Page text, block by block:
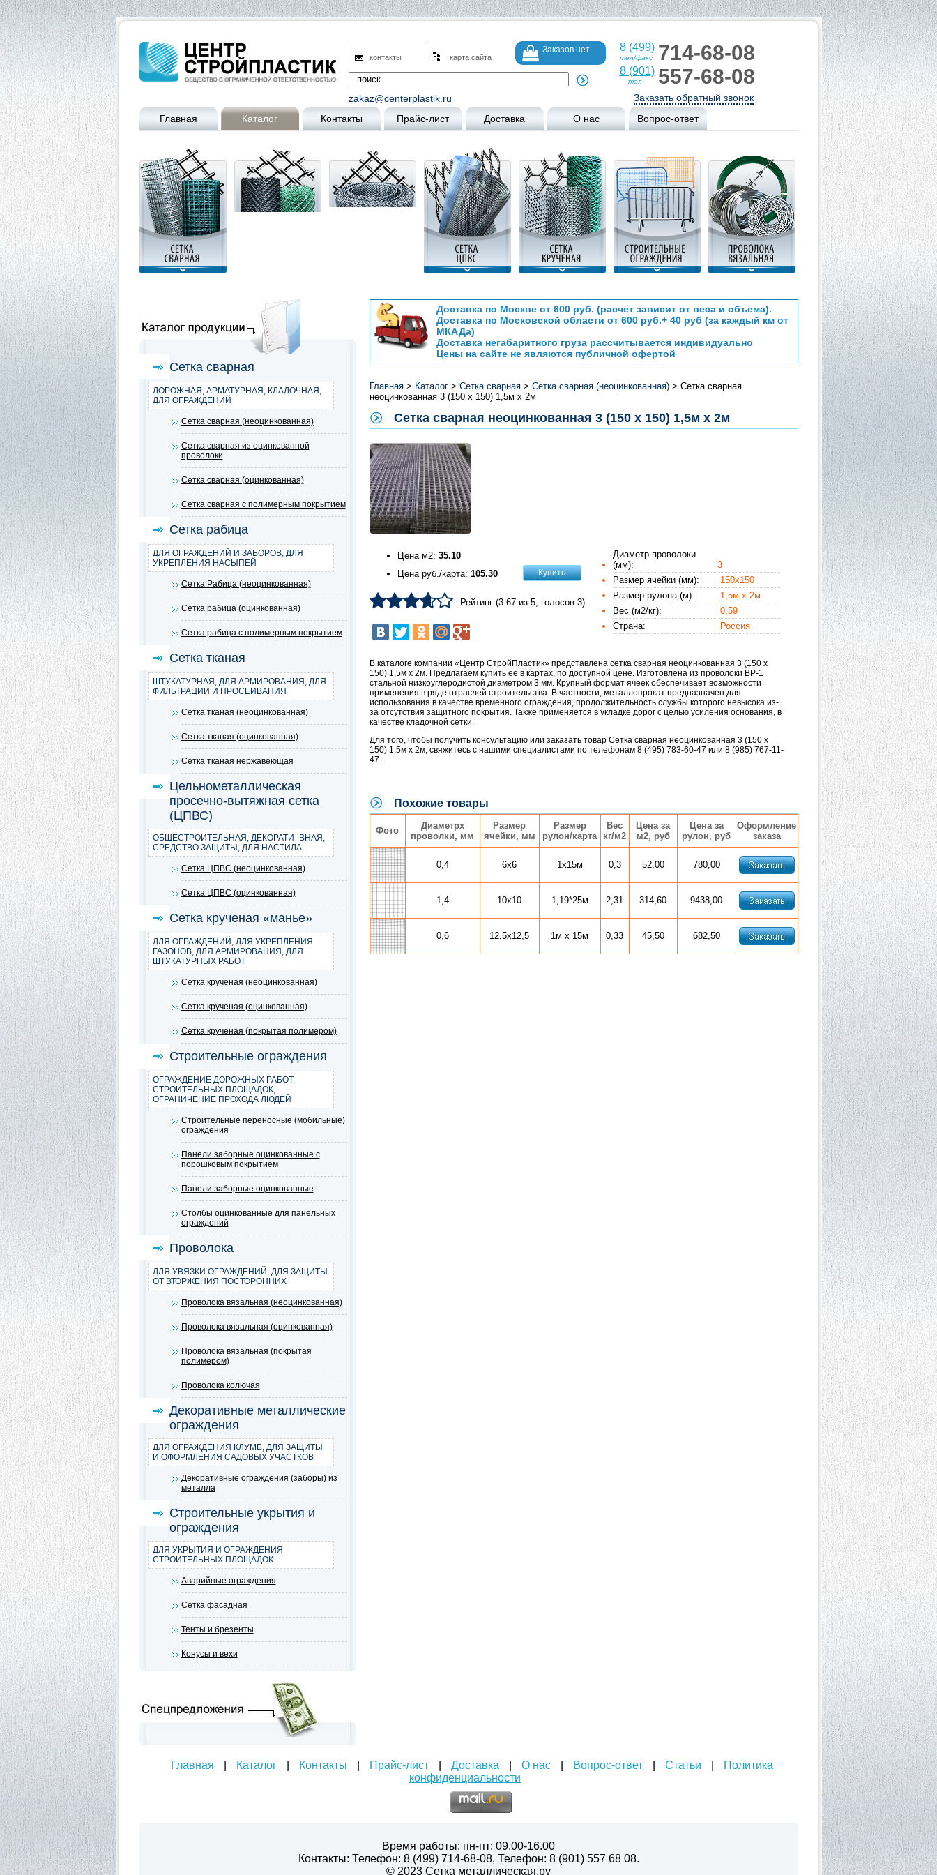
контакты карта сайта
Заказов нет 8 (499)
тел/факс 714-68-08
8 (901)
тел 557-68-08
Заказать обратный звонок
zakaz@centerplastik.ru
Главная
Каталог Контакты Прайс-лист Доставка О нас Вопрос-ответ
Сетка сварная
ДОРОЖНАЯ, АРМАТУРНАЯ, КЛАДОЧНАЯ,
ДЛЯ ОГРАЖДЕНИЙ
Сетка сварная (неоцинкованная)
Сетка сварная из оцинкованной
проволоки
Сетка сварная (оцинкованная)
Сетка сварная с полимерным покрытием
Сетка рабица
ДЛЯ ОГРАЖДЕНИЙ И ЗАБОРОВ, ДЛЯ
УКРЕПЛЕНИЯ НАСЫПЕЙ
Сетка Рабица (неоцинкованная)
Сетка рабица (оцинкованная)
Сетка рабица с полимерным покрытием
Сетка тканая
ШТУКАТУРНАЯ, ДЛЯ АРМИРОВАНИЯ, ДЛЯ
ФИЛЬТРАЦИИ И ПРОСЕИВАНИЯ
Сетка тканая (неоцинкованная)
Сетка тканая (оцинкованная)
Сетка тканая нержавеющая
Цельнометаллическая
просечно-вытяжная сетка
(ЦПВС)
ОБЩЕСТРОИТЕЛЬНАЯ, ДЕКОРАТИ- ВНАЯ,
СРЕДСТВО ЗАЩИТЫ, ДЛЯ НАСТИЛА
Сетка ЦПВС (неоцинкованная)
Сетка ЦПВС (оцинкованная)
Сетка крученая «манье»
ДЛЯ ОГРАЖДЕНИЙ, ДЛЯ УКРЕПЛЕНИЯ
ГАЗОНОВ, ДЛЯ АРМИРОВАНИЯ, ДЛЯ
ШТУКАТУРНЫХ РАБОТ
Сетка крученая (неоцинкованная)
Сетка крученая (оцинкованная)
Сетка крученая (покрытая полимером)
Строительные ограждения
ОГРАЖДЕНИЕ ДОРОЖНЫХ РАБОТ,
СТРОИТЕЛЬНЫХ ПЛОЩАДОК,
ОГРАНИЧЕНИЕ ПРОХОДА ЛЮДЕЙ
Строительные переносные (мобильные)
ограждения
Панели заборные оцинкованные с
порошковым покрытием
Панели заборные оцинкованные
Столбы оцинкованные для панельных
ограждений
Проволока
ДЛЯ УВЯЗКИ ОГРАЖДЕНИЙ, ДЛЯ ЗАЩИТЫ
ОТ ВТОРЖЕНИЯ ПОСТОРОННИХ
Проволока вязальная (неоцинкованная)
Проволока вязальная (оцинкованная)
Проволока вязальная (покрытая
полимером)
Проволока колючая
Декоративные металлические
ограждения
ДЛЯ ОГРАЖДЕНИЯ КЛУМБ, ДЛЯ ЗАЩИТЫ
И ОФОРМЛЕНИЯ САДОВЫХ УЧАСТКОВ
Декоративные ограждения (заборы) из
металла
Строительные укрытия и
ограждения
ДЛЯ УКРЫТИЯ И ОГРАЖДЕНИЯ
СТРОИТЕЛЬНЫХ ПЛОЩАДОК
Аварийные ограждения
Сетка фасадная
Тенты и брезенты
Конусы и вехи
Доставка по Москве от 600 руб. (расчет зависит от веса и объема).
Доставка по Московской области от 600 руб.+ 40 руб (за каждый км от
МКАДа)
Доставка негабаритного груза рассчитывается индивидуально
Цены на сайте не являются публичной офертой
Главная > Каталог > Сетка сварная > Сетка сварная (неоцинкованная) > Сетка сварная
неоцинкованная 3 (150 х 150) 1,5м х 2м
Сетка сварная неоцинкованная 3 (150 х 150) 1,5м х 2м
Цена м2: 35.10
Цена руб./карта: 105.30 Купить
Рейтинг (3.67из 5, голосов 3)
Диаметр проволоки
(мм):
3
Размер ячейки (мм):
150х150
Размер рулона (м):
1,5м х 2м
Вес (м2/кг):
0,59
Страна:
Россия
В каталоге компании «Центр СтройПластик» представлена сетка сварная неоцинкованная 3 (150 х
150) 1,5м х 2м. Предлагаем купить ее в картах, по доступной цене. Изготовлена из проволоки ВР-1
стальной низкоуглеродистой диаметром 3 мм. Крупный формат ячеек обеспечивает возможности
применения в ряде отраслей строительства. В частности, металлопрокат предназначен для
использования в качестве временного ограждения, продолжительность службы которого невысока из-
за отсутствия защитного покрытия. Также применяется в укладке дорог с целью усиления основания, в
качестве кладочной сетки.
Для того, чтобы получить консультацию или заказать товар Сетка сварная неоцинкованная 3 (150 х
150) 1,5м х 2м, свяжитесь с нашими специалистами по телефонам 8 (495) 783-60-47 или 8 (985) 767-11-
47.
Похожие товары
Фото
Диаметрx
проволки, мм
Размер
ячейки, мм
Размер
рулон/карта
Вес
кг/м2
Цена за
м2, руб
Цена за
рулон, руб
Оформление
заказа
0,4 6х6 1х15м 0,3 52,00 780,00
1,4 10х10 1,19*25м 2,31 314,60 9438,00
0,6 12,5х12,5 1м х 15м 0,33 45,50 682,50
Главная Каталог Контакты Прайс-лист Доставка О нас Вопрос-ответ Статьи
Политика
конфиденциальности
Время работы: пн-пт: 09.00-16.00
Контакты: Телефон: 8 (499) 714-68-08, Телефон: 8 (901) 557 68 08.
© 2023 Сетка металлическая.ру